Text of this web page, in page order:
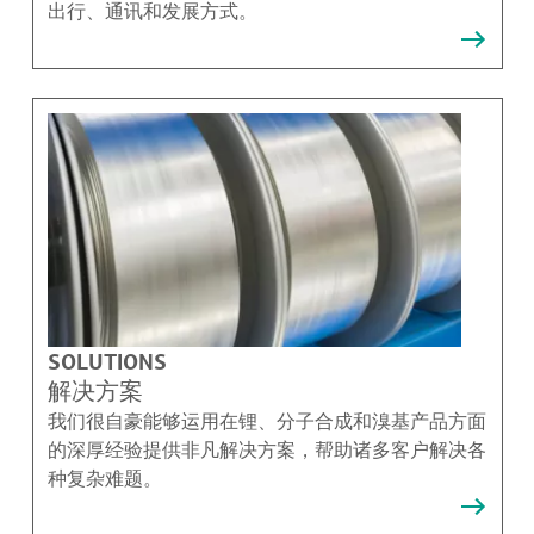
出行、通讯和发展方式。
SOLUTIONS
解决方案
我们很自豪能够运用在锂、分子合成和溴基产品方面
的深厚经验提供非凡解决方案，帮助诸多客户解决各
种复杂难题。